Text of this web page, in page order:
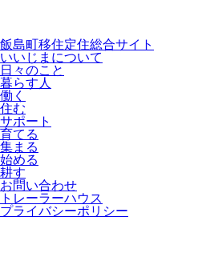
飯島町移住定住総合サイト
いいじまについて
日々のこと
暮らす人
働く
住む
サポート
育てる
集まる
始める
耕す
お問い合わせ
トレーラーハウス
プライバシーポリシー